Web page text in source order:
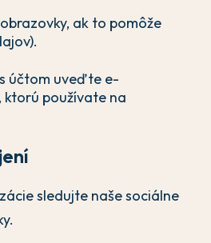
ak to pomôže
účtom uveďte e-
ktorú používate na
sledujte naše sociálne